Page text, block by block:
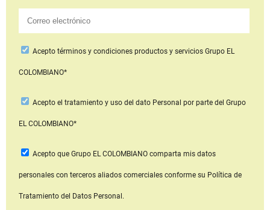
Aceptotérminos y condiciones productos y serviciosGrupo EL
COLOMBIANO*
Acepto el tratamiento y uso del dato Personal por parte del Grupo
EL COLOMBIANO*
Acepto que Grupo EL COLOMBIANOcomparta mis datos
personales con terceros aliados comerciales conforme su Política de
Tratamiento del Datos Personal.